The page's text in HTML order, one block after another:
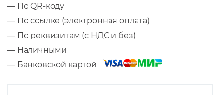
— По QR-коду
— По ссылке (электронная оплата)
— По реквизитам (с НДС и без)
— Наличными
— Банковской картой